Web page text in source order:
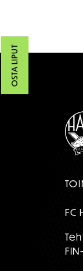
OSTA LIPUT
FC